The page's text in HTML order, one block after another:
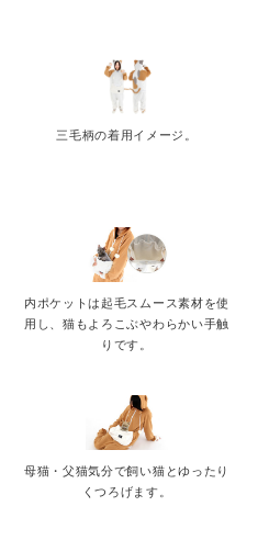
三毛柄の着用イメージ。
内ポケットは起毛スムース素材を使
用し、猫もよろこぶやわらかい手触
りです。
母猫・父猫気分で飼い猫とゆったり
くつろげます。